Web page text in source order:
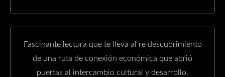
Fascinante lectura que te lleva al re descubrimiento
de una ruta de conexión económica que abrió
puertas al intercambio cultural y desarrollo.